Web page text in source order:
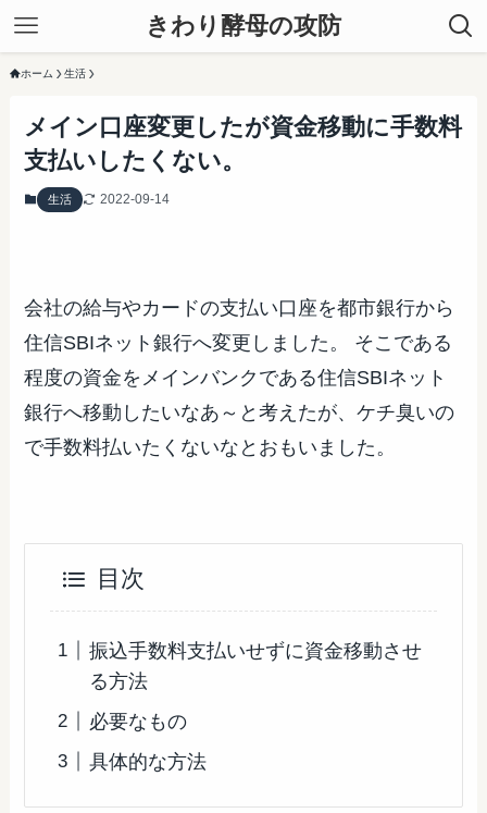
きわり酵母の攻防
ホーム 生活
メイン口座変更したが資金移動に手数料
支払いしたくない。
生活 2022-09-14
会社の給与やカードの支払い口座を都市銀行から
住信SBIネット銀行へ変更しました。 そこである
程度の資金をメインバンクである住信SBIネット
銀行へ移動したいなあ～と考えたが、ケチ臭いの
で手数料払いたくないなとおもいました。
目次
振込手数料支払いせずに資金移動させ
る方法
必要なもの
具体的な方法